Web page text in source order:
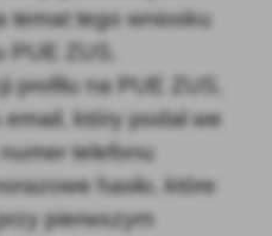
temat tego wniosku
PUE ZUS.
profilu na PUE ZUS,
który podał we
telefonu
hasło, które
pierwszym